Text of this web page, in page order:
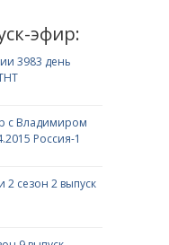
эфир:
3983 день
с Владимиром
Россия-1
сезон 2 выпуск